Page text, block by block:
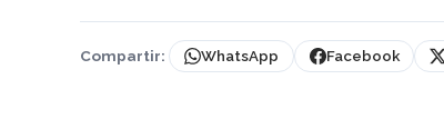
Compartir: WhatsApp Facebook